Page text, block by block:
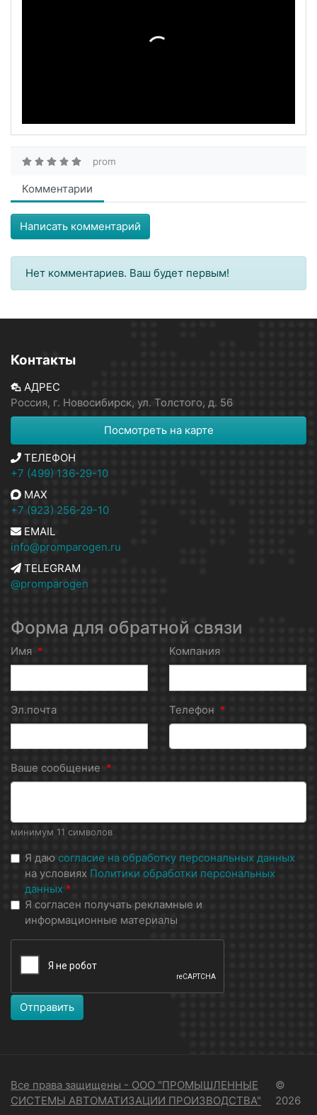
prom
Комментарии
Написать комментарий
Нет комментариев. Ваш будет первым!
Контакты
АДРЕС
Россия, г. Новосибирск, ул. Толстого, д. 56
Посмотреть на карте
ТЕЛЕФОН
+7 (499) 136-29-10
MAX
+7 (923) 256-29-10
EMAIL
info@promparogen.ru
TELEGRAM
@promparogen
Форма для обратной связи
Имя * Компания
Эл.почта Телефон *
Ваше сообщение *
минимум 11 символов
Я даю согласие на обработку персональных данных
на условиях Политики обработки персональных
данных *
Я согласен получать рекламные и
информационные материалы
Отправить
Все права защищены - ООО "ПРОМЫШЛЕННЫЕ
СИСТЕМЫ АВТОМАТИЗАЦИИ ПРОИЗВОДСТВА"
©
2026